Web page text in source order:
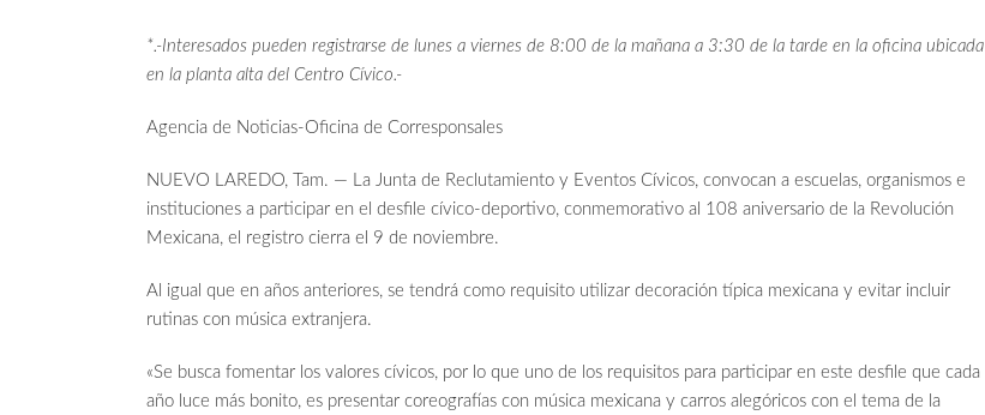
*.-Interesados pueden registrarse de lunes a viernes de 8:00 de la mañana a 3:30 de la tarde en la oficina ubicada
en la planta alta del Centro Cívico.-
Agencia de Noticias-Oficina de Corresponsales
NUEVO LAREDO, Tam. — La Junta de Reclutamiento y Eventos Cívicos, convocan a escuelas, organismos e
instituciones a participar en el desfile cívico-deportivo, conmemorativo al 108 aniversario de la Revolución
Mexicana, el registro cierra el 9 de noviembre.
Al igual que en años anteriores, se tendrá como requisito utilizar decoración típica mexicana y evitar incluir
rutinas con música extranjera.
«Se busca fomentar los valores cívicos, por lo que uno de los requisitos para participar en este desfile que cada
año luce más bonito, es presentar coreografías con música mexicana y carros alegóricos con el tema de la